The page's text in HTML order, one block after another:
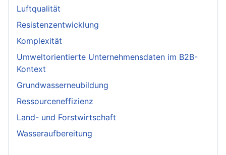
Luftqualität
Resistenzentwicklung
Komplexität
Umweltorientierte Unternehmensdaten im B2B-
Kontext
Grundwasserneubildung
Ressourceneffizienz
Land- und Forstwirtschaft
Wasseraufbereitung